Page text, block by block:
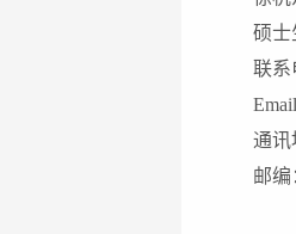
硕士
联
通
邮